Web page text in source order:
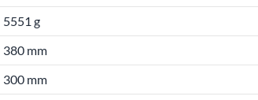
5551 g
380 mm
300 mm